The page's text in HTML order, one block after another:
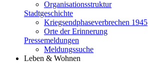
Organisationsstruktur
Stadtgeschichte
Kriegsendphaseverbrechen 1945
Orte der Erinnerung
Pressemeldungen
Meldungssuche
Leben & Wohnen